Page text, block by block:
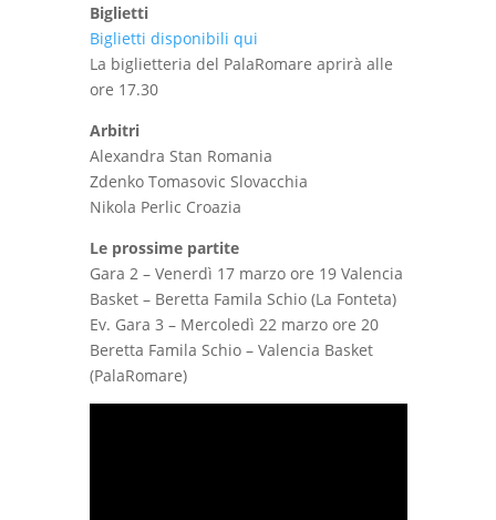
Biglietti
Biglietti disponibili qui
La biglietteria del PalaRomare aprirà alle
ore 17.30
Arbitri
Alexandra Stan Romania
Zdenko Tomasovic Slovacchia
Nikola Perlic Croazia
Le prossime partite
Gara 2 – Venerdì 17 marzo ore 19 Valencia
Basket – Beretta Famila Schio (La Fonteta)
Ev. Gara 3 – Mercoledì 22 marzo ore 20
Beretta Famila Schio – Valencia Basket
(PalaRomare)